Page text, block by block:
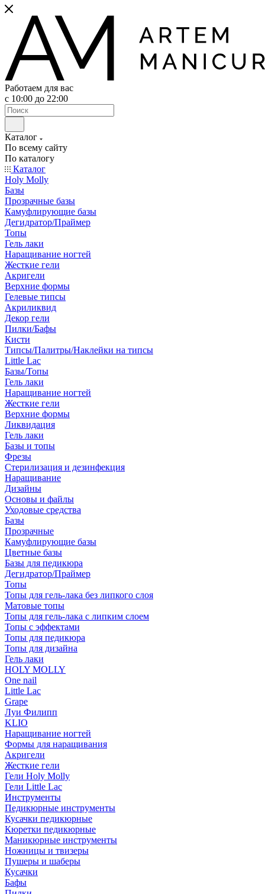
Работаем для вас
с 10:00 до 22:00
Каталог
По всему сайту
По каталогу
Каталог
Holy Molly
Базы
Прозрачные базы
Камуфлирующие базы
Дегидратор/Праймер
Топы
Гель лаки
Наращивание ногтей
Жесткие гели
Акригели
Верхние формы
Гелевые типсы
Акриликвид
Декор гели
Пилки/Бафы
Кисти
Типсы/Палитры/Наклейки на типсы
Little Lac
Базы/Топы
Гель лаки
Наращивание ногтей
Жесткие гели
Верхние формы
Ликвидация
Гель лаки
Базы и топы
Фрезы
Стерилизация и дезинфекция
Наращивание
Дизайны
Основы и файлы
Уходовые средства
Базы
Прозрачные
Камуфлирующие базы
Цветные базы
Базы для педикюра
Дегидратор/Праймер
Топы
Топы для гель-лака без липкого слоя
Матовые топы
Топы для гель-лака с липким слоем
Топы с эффектами
Топы для педикюра
Топы для дизайна
Гель лаки
HOLY MOLLY
One nail
Little Lac
Grape
Луи Филипп
KLIO
Наращивание ногтей
Формы для наращивания
Акригели
Жесткие гели
Гели Holy Molly
Гели Little Lac
Инструменты
Педикюрные инструменты
Кусачки педикюрные
Кюретки педикюрные
Маникюрные инструменты
Ножницы и твизеры
Пушеры и шаберы
Кусачки
Бафы